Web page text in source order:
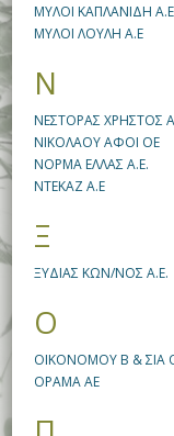
ΜΥΛΟΙ ΚΑΠΛΑΝΙΔΗ Α.Ε
ΜΥΛΟΙ ΛΟΥΛΗ Α.Ε
Ν
ΝΕΣΤΟΡΑΣ ΧΡΗΣΤΟΣ
ΝΙΚΟΛΑΟΥ ΑΦΟΙ ΟΕ
ΝΟΡΜΑ ΕΛΛΑΣ Α.Ε.
ΝΤΕΚΑΖ Α.Ε
Ξ
ΞΥΔΙΑΣ ΚΩΝ/ΝΟΣ Α.Ε.
Ο
ΟΙΚΟΝΟΜΟΥ Β & ΣΙΑ
ΟΡΑΜΑ ΑΕ